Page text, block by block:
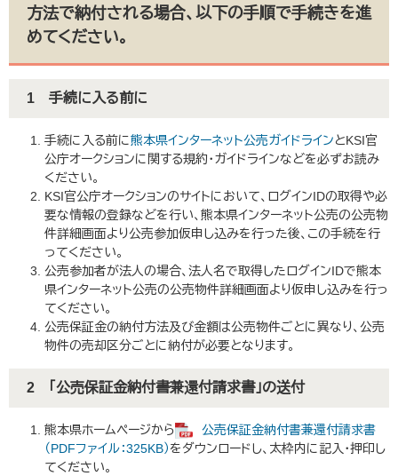
方法で納付される場合、以下の手順で手続きを進
めてください。
1 手続に入る前に
手続に入る前に熊本県インターネット公売ガイドラインとKSI官
公庁オークションに関する規約・ガイドライン​などを必ずお読み
ください。
KSI官公庁オークションのサイトにおいて、ログインIDの取得や必
要な情報の登録などを行い、熊本県インターネット公売の公売物
件詳細画面より公売参加仮申し込みを行った後、この手続を行
ってください。
公売参加者が法人の場合、法人名で取得したログインIDで熊本
県インターネット公売の公売物件詳細画面より仮申し込みを行っ
てください。
公売保証金の納付方法及び金額は公売物件ごとに異なり、公売
物件の売却区分ごとに納付が必要となります。
2 「公売保証金納付書兼還付請求書」の送付
熊本県ホームページから
公売保証金納付書兼還付請求書
（PDFファイル：325KB）をダウンロードし、太枠内に記入・押印し
てください。